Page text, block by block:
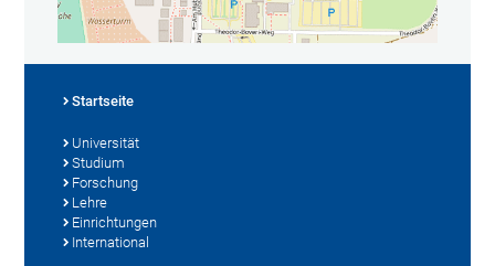
Startseite
Universität
Studium
Forschung
Lehre
Einrichtungen
International